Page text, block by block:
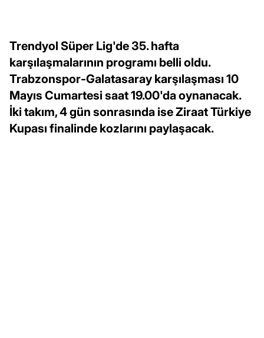
Trendyol Süper Lig'de 35. hafta
karşılaşmalarının programı belli oldu.
Trabzonspor-Galatasaray karşılaşması 10
Mayıs Cumartesi saat 19.00'da oynanacak.
İki takım, 4 gün sonrasında ise Ziraat Türkiye
Kupası finalinde kozlarını paylaşacak.